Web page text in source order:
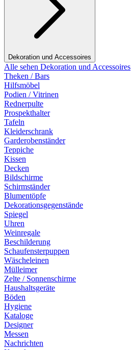
Dekoration und Accessoires
Alle sehen Dekoration und Accessoires
Theken / Bars
Hilfsmöbel
Podien / Vitrinen
Rednerpulte
Prospekthalter
Tafeln
Kleiderschrank
Garderobenständer
Teppiche
Kissen
Decken
Bildschirme
Schirmständer
Blumentöpfe
Dekorationsgegenstände
Spiegel
Uhren
Weinregale
Beschilderung
Schaufensterpuppen
Wäscheleinen
Mülleimer
Zelte / Sonnenschirme
Haushaltsgeräte
Böden
Hygiene
Kataloge
Designer
Messen
Nachrichten